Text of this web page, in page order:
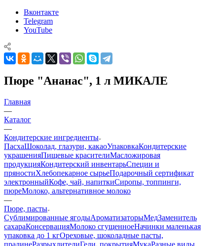
Вконтакте
Telegram
YouTube
Пюре "Ананас", 1 л МИКАЛЕ
Главная
—
Каталог
—
Кондитерские ингредиенты
ПасхаШоколад, глазури, какаоУпаковкаКондитерские
украшенияПищевые красителиМасложировая
продукцияКондитерский инвентарьСпеции и
пряностиХлебопекарное сырьеПодарочный сертификат
электронныйКофе, чай, напиткиСиропы, топпинги,
пюреМолоко, альтернативное молоко
—
Пюре, пасты
Сублимированные ягодыАроматизаторыМедЗаменитель
сахараКонсервацияМолоко сгущенноеНачинки маленькая
упаковка до 1 кгОреховые, шоколадные пасты,
пралинеРазрыхлителиГели, покрытияМукаРазные виды